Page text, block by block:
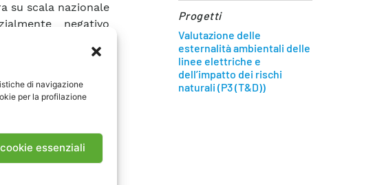
di navigazione
per la profilazione
essenziali
su scala nazionale
negativo
il primo punto,
è in corso da anni
ha l’obiettivo di
i risultati
di facile accesso
di Sistema
Progetti
Valutazione delle
esternalità ambientali delle
linee elettriche e
dell’impatto dei rischi
naturali (P3 (T&D))